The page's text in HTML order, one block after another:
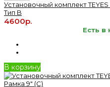
Установочный комплект
Тип B
4600р.
Есть в
В корзину